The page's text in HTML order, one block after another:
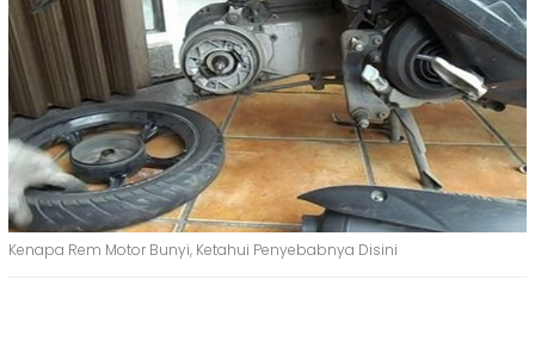
Kenapa Rem Motor Bunyi, Ketahui Penyebabnya Disini